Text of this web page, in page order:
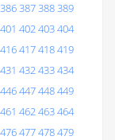
386387388389
401 402403404
416417418419
431 432433434
446447448449
461 462463464
476477478479